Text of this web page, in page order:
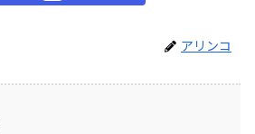
アリンコ